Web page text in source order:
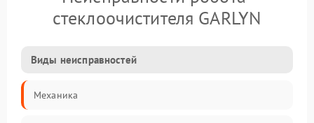
стеклоочистителя GARLYN
Виды неисправностей
Механика